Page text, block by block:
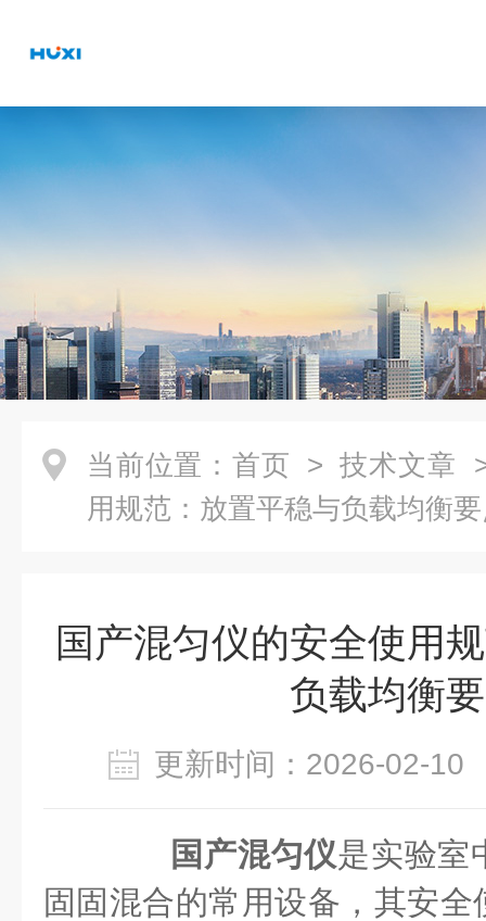
当前位置： 首页 > 技术文章
用规范：放置平稳与负载均衡
国产混匀仪的安全使用
负载均衡
更新时间：2026-02-
国产混匀仪是实验室
固固混合的常用设备，其安